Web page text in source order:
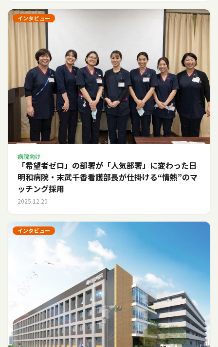
インタビュー
病院向け
「希望者ゼロ」の部署が「人気部署」に変わった日――
明和病院・末武千香看護部長が仕掛ける“情熱”のマ
ッチング採用
2025.12.20
インタビュー